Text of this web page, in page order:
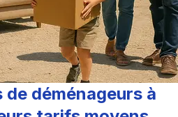
déménageurs à